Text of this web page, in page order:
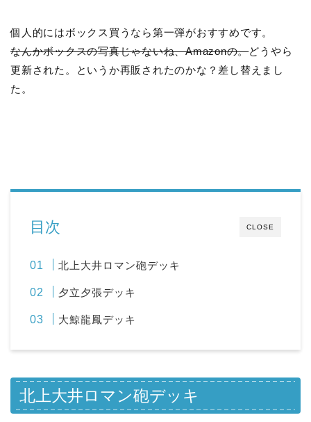
個人的にはボックス買うなら第一弾がおすすめです。
なんかボックスの写真じゃないね、Amazonの。どうやら
更新された。というか再販されたのかな？差し替えまし
た。
CLOSE
目次
北上大井ロマン砲デッキ
夕立夕張デッキ
大鯨龍鳳デッキ
北上大井ロマン砲デッキ